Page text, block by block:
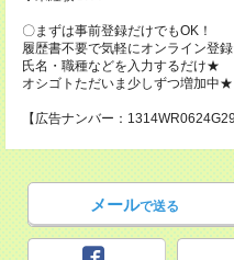
〇まずは事前登録だけでもOK！
履歴書不要で気軽にオンライン登
氏名・職種などを入力するだけ★
オシゴトただいま少しずつ増加中★
【広告ナンバー：
メールで送る